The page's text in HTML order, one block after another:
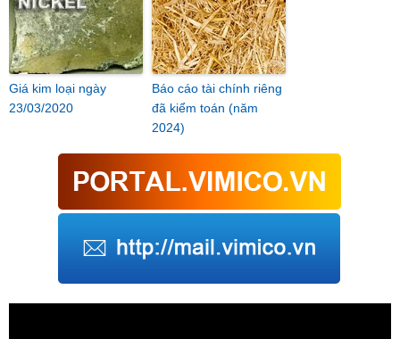
Giá kim loại ngày
23/03/2020
Báo cáo tài chính riêng
đã kiểm toán (năm
2024)